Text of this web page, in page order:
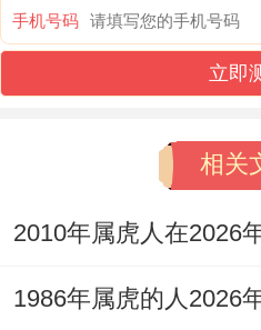
易学老师李居明曾强调
泰’卦象;能为辰龙打通
虽属火元素- 但其“光
字3代表得东方木当上
手机号码
立即
相关